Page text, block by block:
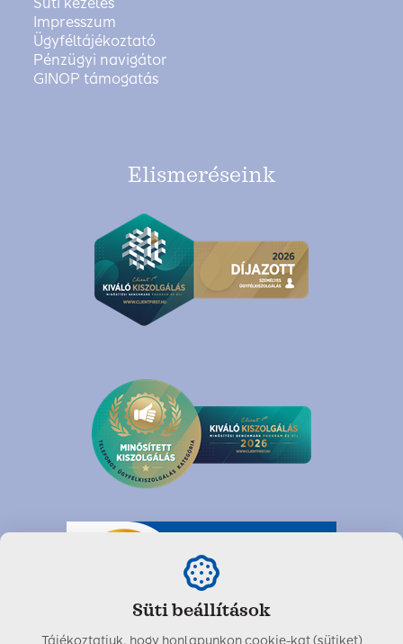
Impresszum
Ügyféltájékoztató
Pénzügyi navigátor
GINOP támogatás
Elismeréseink
Süti beállítások
Tájékoztatjuk, hogy honlapunkon cookie-kat (sütiket)